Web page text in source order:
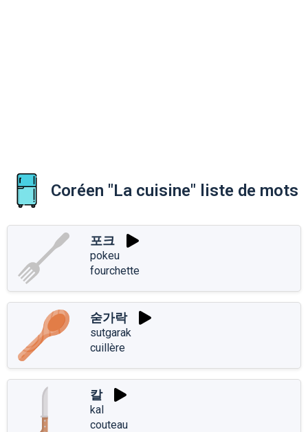
Coréen "La cuisine" liste de mots
포크
pokeu
fourchette
숟가락
sutgarak
cuillère
칼
kal
couteau